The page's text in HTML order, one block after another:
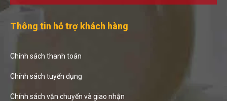
Thông tin hỗ trợ khách hàng
Chính sách thanh toán
Chính sách tuyển dụng
Chính sách vận chuyển và giao nhận